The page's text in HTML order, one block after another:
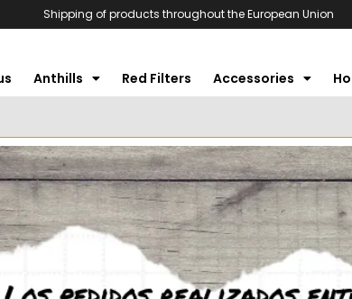
Shipping of products throughout the European Union
Anthills Red Filters Accessories